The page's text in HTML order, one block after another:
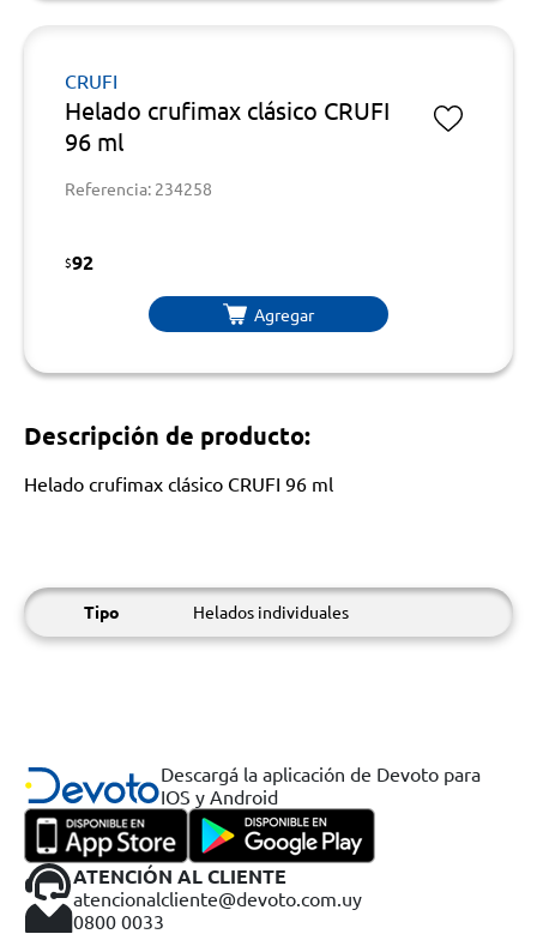
CRUFI
Helado crufimax clásico CRUFI
96 ml
Referencia: 234258
$92
Agregar
Descripción de producto:
Helado crufimax clásico CRUFI 96 ml
Tipo Helados individuales
Descargá la aplicación de Devoto para
IOS y Android
ATENCIÓN AL CLIENTE
atencionalcliente@devoto.com.uy
0800 0033